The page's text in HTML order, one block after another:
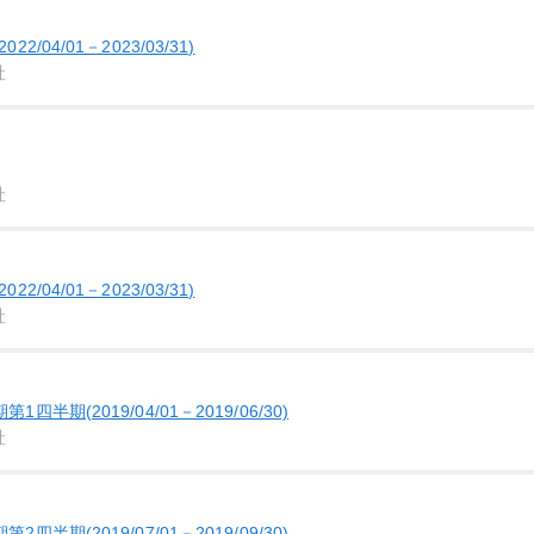
04/01－2023/03/31)
04/01－2023/03/31)
第1四半期(2019/04/01－2019/06/30)